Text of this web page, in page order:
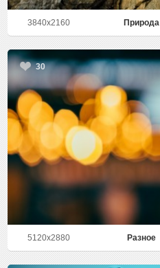
3840x2160 Природа
30
5120x2880 Разное